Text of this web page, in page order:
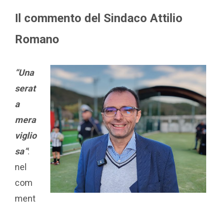
Il commento del Sindaco Attilio
Romano
“Una
serat
a
mera
viglio
sa”:
nel
com
ment